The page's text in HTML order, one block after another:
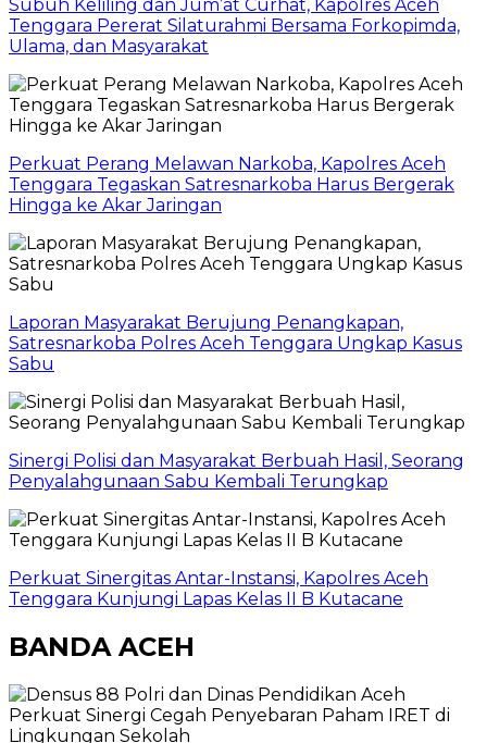
Subuh Keliling dan Jum’at Curhat, Kapolres Aceh
Tenggara Pererat Silaturahmi Bersama Forkopimda,
Ulama, dan Masyarakat
Perkuat Perang Melawan Narkoba, Kapolres Aceh
Tenggara Tegaskan Satresnarkoba Harus Bergerak
Hingga ke Akar Jaringan
Laporan Masyarakat Berujung Penangkapan,
Satresnarkoba Polres Aceh Tenggara Ungkap Kasus
Sabu
Sinergi Polisi dan Masyarakat Berbuah Hasil, Seorang
Penyalahgunaan Sabu Kembali Terungkap
Perkuat Sinergitas Antar-Instansi, Kapolres Aceh
Tenggara Kunjungi Lapas Kelas II B Kutacane
BANDA ACEH